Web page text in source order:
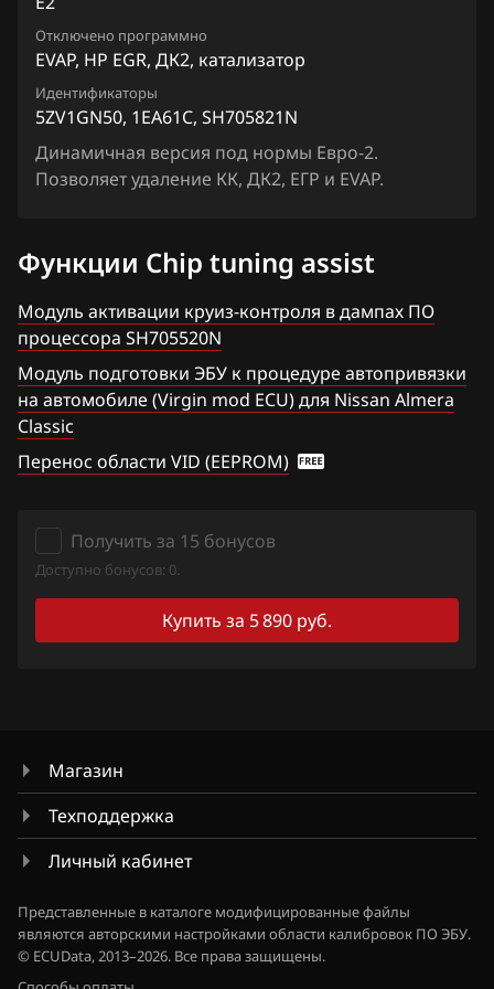
Chrysler
Citroen
Dacia
DAF
Dodge
Dongfeng
Extreme moto
Ford
Forthing
GMC
Great Wall
Haima
Haval
Siemens EMS 3155
Siemens EMS 3160
Siemens SID 301
Siemens SID 310
Lafesta
Liberty
Maxima
Micra, March
Murano
NV200
Pathfinder
Patrol, Safari
Presage
Primera
Quest
Serena
Sunny
Teana (J31)
Teana (J32)
Tiida
5ZVUDN12_1EB80A_SH705821N
5ZVUDN12_1EC560_SH705821N
6ZV1SN6_1ZP41A_SH705823N
6ZV5WN62_1ZP41B_SH705823N
8X61BDJN4_1ZS01A_SH705822N
8ZWALN5_1ZQ12B0_SH705822N
Отключено программно
EVAP, HP EGR, ДК2, катализатор
Идентификаторы
5ZV1GN50, 1EA61C, SH705821N
Динамичная версия под нормы Евро-2.
Позволяет удаление КК, ДК2, ЕГР и EVAP.
Функции Chip tuning assist
Модуль активации круиз-контроля в дампах ПО
процессора SH705520N
Модуль подготовки ЭБУ к процедуре автопривязки
на автомобиле (Virgin mod ECU) для Nissan Almera
Classic
Перенос области VID (EEPROM)
Получить за 15 бонусов
Доступно бонусов: 0.
Купить за 5 890 руб.
Магазин
Техподдержка
Личный кабинет
Представленные в каталоге модифицированные файлы
являются авторскими настройками области калибровок ПО ЭБУ.
© ECUData, 2013–2026. Все права защищены.